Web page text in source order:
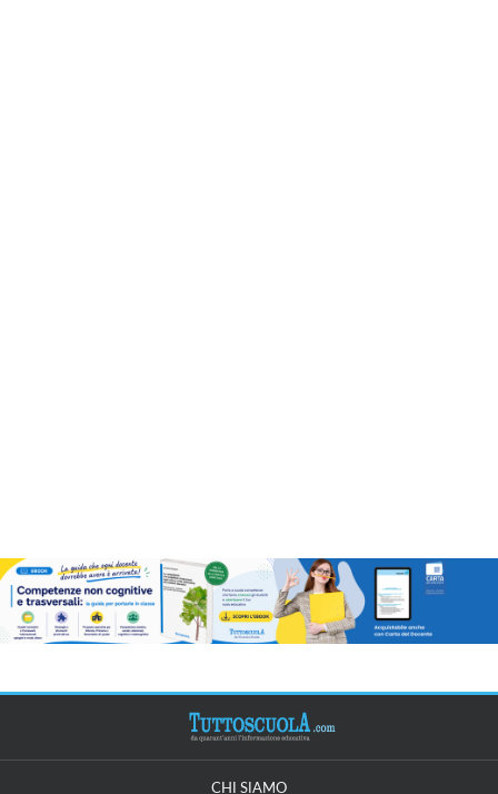
CHI SIAMO